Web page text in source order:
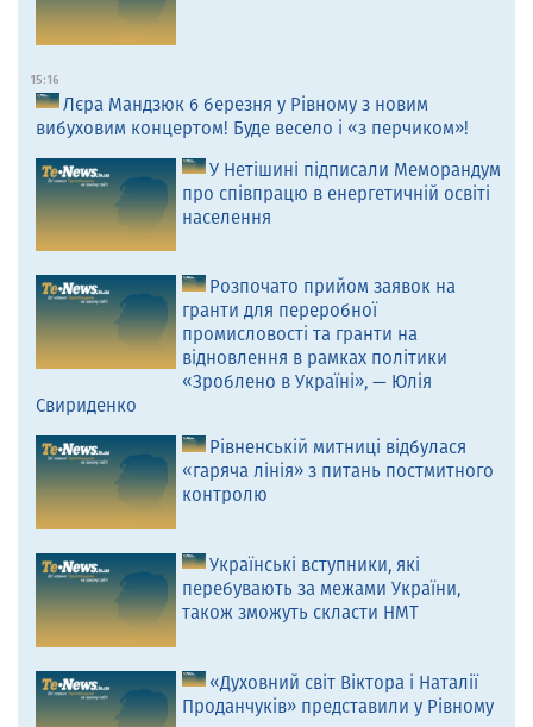
15:16
Лєра Мандзюк 6 березня у Рівному з новим
вибуховим концертом! Буде весело і «з перчиком»!
У Нетішині підписали Меморандум
про співпрацю в енергетичній освіті
населення
Розпочато прийом заявок на
гранти для переробної
промисловості та гранти на
відновлення в рамках політики
«Зроблено в Україні», — Юлія
Свириденко
Рівненській митниці відбулася
«гаряча лінія» з питань постмитного
контролю
Українські вступники, які
перебувають за межами України,
також зможуть скласти НМТ
«Духовний світ Віктора і Наталії
Проданчуків» представили у Рівному